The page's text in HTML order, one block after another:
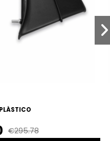
€295.78